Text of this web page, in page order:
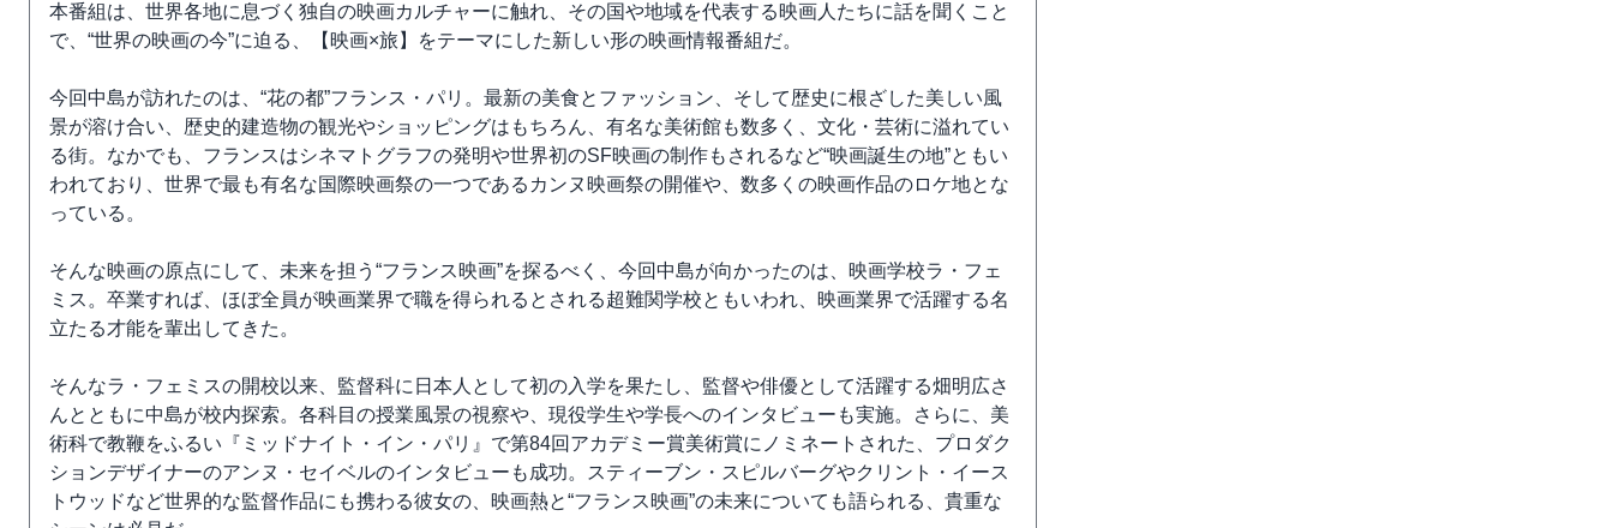
本番組は、世界各地に息づく独自の映画カルチャーに触れ、その国や地域を代表する映画人たちに話を聞くこと
で、“世界の映画の今”に迫る、【映画×旅】をテーマにした新しい形の映画情報番組だ。
今回中島が訪れたのは、“花の都”フランス・パリ。最新の美食とファッション、そして歴史に根ざした美しい風
景が溶け合い、歴史的建造物の観光やショッピングはもちろん、有名な美術館も数多く、文化・芸術に溢れてい
る街。なかでも、フランスはシネマトグラフの発明や世界初のSF映画の制作もされるなど“映画誕生の地”ともい
われており、世界で最も有名な国際映画祭の一つであるカンヌ映画祭の開催や、数多くの映画作品のロケ地とな
っている。
そんな映画の原点にして、未来を担う“フランス映画”を探るべく、今回中島が向かったのは、映画学校ラ・フェ
ミス。卒業すれば、ほぼ全員が映画業界で職を得られるとされる超難関学校ともいわれ、映画業界で活躍する名
立たる才能を輩出してきた。
そんなラ・フェミスの開校以来、監督科に日本人として初の入学を果たし、監督や俳優として活躍する畑明広さ
んとともに中島が校内探索。各科目の授業風景の視察や、現役学生や学長へのインタビューも実施。さらに、美
術科で教鞭をふるい『ミッドナイト・イン・パリ』で第84回アカデミー賞美術賞にノミネートされた、プロダク
ションデザイナーのアンヌ・セイベルのインタビューも成功。スティーブン・スピルバーグやクリント・イース
トウッドなど世界的な監督作品にも携わる彼女の、映画熱と“フランス映画”の未来についても語られる、貴重な